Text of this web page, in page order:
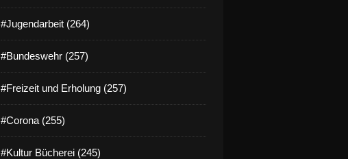
#Jugendarbeit (264)
#Bundeswehr (257)
#Freizeit und Erholung (257)
#Corona (255)
#Kultur Bücherei (245)